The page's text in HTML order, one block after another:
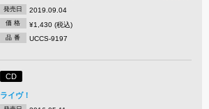
発売日 2019.09.04
価 格 ¥1,430 (税込)
品 番 UCCS-9197
CD
ライヴ！